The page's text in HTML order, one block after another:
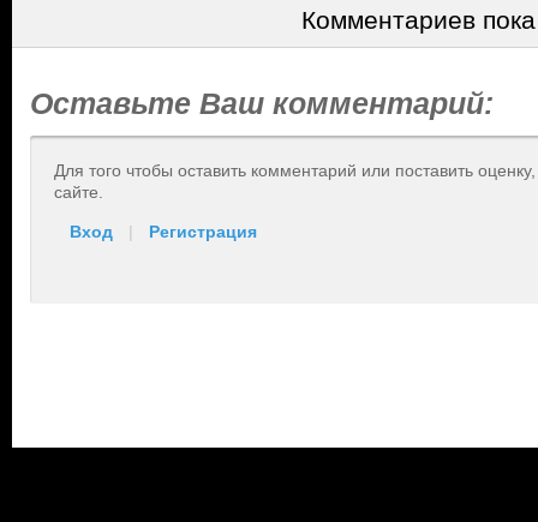
Комментариев
Оставьте Ваш комментарий:
Для того чтобы оставить комментарий или поставить
сайте.
Вход | Регистрация